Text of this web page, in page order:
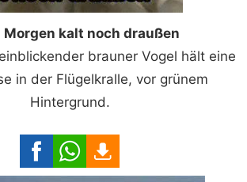
Morgen kalt noch draußen
brauner Vogel hält eine
in der Flügelkralle, vor grünem
Hintergrund.